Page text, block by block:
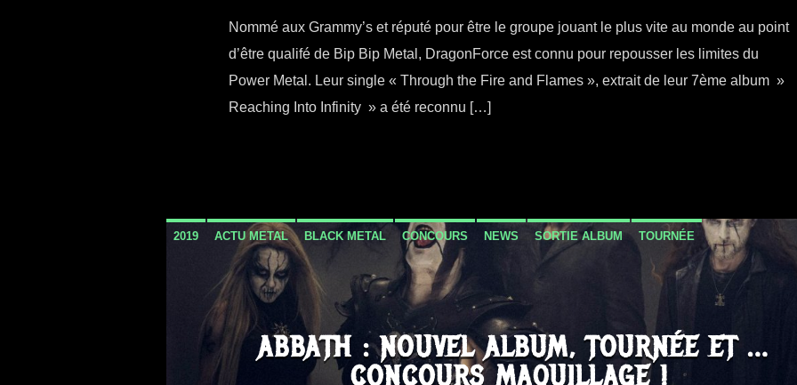
Nommé aux Grammy’s et réputé pour être le groupe jouant le plus vite au monde au point
d’être qualifé de Bip Bip Metal, DragonForce est connu pour repousser les limites du
Power Metal. Leur single « Through the Fire and Flames », extrait de leur 7ème album »
Reaching Into Infinity » a été reconnu […]
2019 ACTU METAL BLACK METAL CONCOURS NEWS SORTIE ALBUM TOURNÉE
ABBATH : NOUVEL ALBUM, TOURNÉE ET …
CONCOURS MAQUILLAGE !